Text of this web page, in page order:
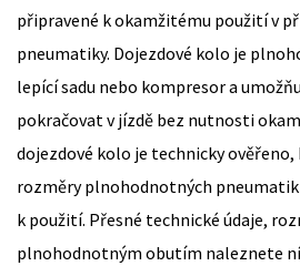
připravené k okamžitému použití v
pneumatiky. Dojezdové kolo je
lepící sadu nebo kompresor a
pokračovat v jízdě bez nutnosti
dojezdové kolo je technicky
rozměry plnohodnotných pneumatik
k použití. Přesné technické údaje,
plnohodnotným obutím naleznete